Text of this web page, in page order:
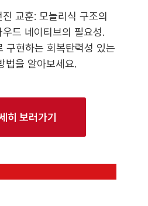
교훈: 모놀리식 구조의
드 네이티브의 필요성.
구현하는 회복탄력성 있는
법을 알아보세요.
히 보러가기